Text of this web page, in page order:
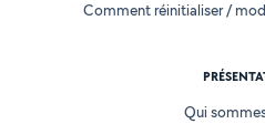
Comment réinitialiser /
Qui